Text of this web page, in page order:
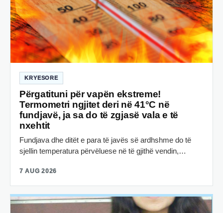
KRYESORE
Përgatituni për vapën ekstreme!
Termometri ngjitet deri në 41°C në
fundjavë, ja sa do të zgjasë vala e të
nxehtit
Fundjava dhe ditët e para të javës së ardhshme do të
sjellin temperatura përvëluese në të gjithë vendin,…
7 AUG 2026